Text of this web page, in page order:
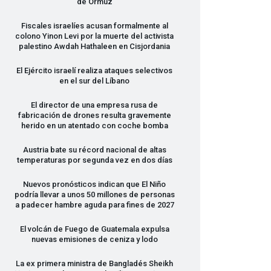
Fiscales israelíes acusan formalmente al
colono Yinon Levi por la muerte del activista
palestino Awdah Hathaleen en Cisjordania
El Ejército israelí realiza ataques selectivos
en el sur del Líbano
El director de una empresa rusa de
fabricación de drones resulta gravemente
herido en un atentado con coche bomba
Austria bate su récord nacional de altas
temperaturas por segunda vez en dos días
Nuevos pronósticos indican que El Niño
podría llevar a unos 50 millones de personas
a padecer hambre aguda para fines de 2027
El volcán de Fuego de Guatemala expulsa
nuevas emisiones de ceniza y lodo
La ex primera ministra de Bangladés Sheikh